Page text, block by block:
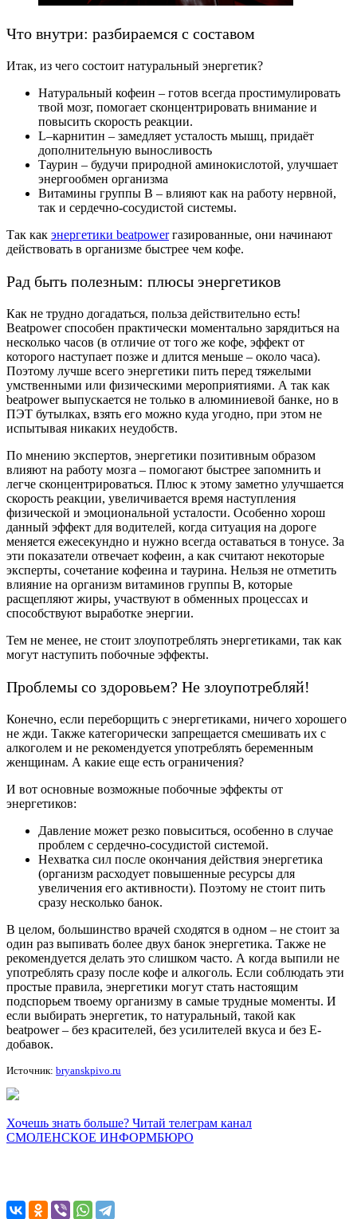
Что внутри: разбираемся с составом
Итак, из чего состоит натуральный энергетик?
Натуральный кофеин – готов всегда простимулировать
твой мозг, помогает сконцентрировать внимание и
повысить скорость реакции.
L–карнитин – замедляет усталость мышц, придаёт
дополнительную выносливость
Таурин – будучи природной аминокислотой, улучшает
энергообмен организма
Витамины группы В – влияют как на работу нервной,
так и сердечно-сосудистой системы.
Так как энергетики beatpowerгазированные, они начинают
действовать в организме быстрее чем кофе.
Рад быть полезным: плюсы энергетиков
Как не трудно догадаться, польза действительно есть!
Beatpower способен практически моментально зарядиться на
несколько часов (в отличие от того же кофе, эффект от
которого наступает позже и длится меньше – около часа).
Поэтому лучше всего энергетики пить перед тяжелыми
умственными или физическими мероприятиями. А так как
beatpower выпускается не только в алюминиевой банке, но в
ПЭТ бутылках, взять его можно куда угодно, при этом не
испытывая никаких неудобств.
По мнению экспертов, энергетики позитивным образом
влияют на работу мозга – помогают быстрее запомнить и
легче сконцентрироваться. Плюс к этому заметно улучшается
скорость реакции, увеличивается время наступления
физической и эмоциональной усталости. Особенно хорош
данный эффект для водителей, когда ситуация на дороге
меняется ежесекундно и нужно всегда оставаться в тонусе. За
эти показатели отвечает кофеин, а как считают некоторые
эксперты, сочетание кофеина и таурина. Нельзя не отметить
влияние на организм витаминов группы B, которые
расщепляют жиры, участвуют в обменных процессах и
способствуют выработке энергии.
Тем не менее, не стоит злоупотреблять энергетиками, так как
могут наступить побочные эффекты.
Проблемы со здоровьем? Не злоупотребляй!
Конечно, если переборщить с энергетиками, ничего хорошего
не жди. Также категорически запрещается смешивать их с
алкоголем и не рекомендуется употреблять беременным
женщинам. А какие еще есть ограничения?
И вот основные возможные побочные эффекты от
энергетиков:
Давление может резко повыситься, особенно в случае
проблем с сердечно-сосудистой системой.
Нехватка сил после окончания действия энергетика
(организм расходует повышенные ресурсы для
увеличения его активности). Поэтому не стоит пить
сразу несколько банок.
В целом, большинство врачей сходятся в одном – не стоит за
один раз выпивать более двух банок энергетика. Также не
рекомендуется делать это слишком часто. А когда выпили не
употреблять сразу после кофе и алкоголь. Если соблюдать эти
простые правила, энергетики могут стать настоящим
подспорьем твоему организму в самые трудные моменты. И
если выбирать энергетик, то натуральный, такой как
beatpower – без красителей, без усилителей вкуса и без Е-
добавок.
Источник: bryanskpivo.ru
Хочешь знать больше? Читай телеграм канал
СМОЛЕНСКОЕ ИНФОРМБЮРО